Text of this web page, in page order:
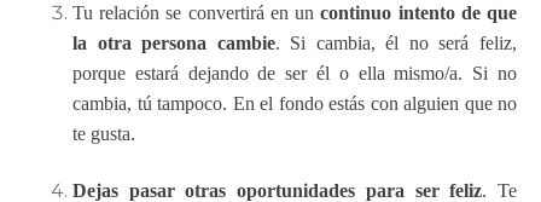
Tu relación se convertirá en uncontinuo intento de que
la otra persona cambie. Si cambia, él no será feliz,
porque estará dejando de ser él o ella mismo/a. Si no
cambia, tú tampoco. En el fondo estás con alguien que no
te gusta.
Dejas pasar otras oportunidades para ser feliz. Te